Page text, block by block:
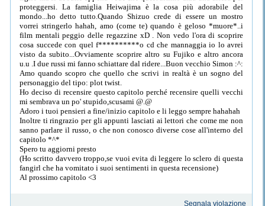
proteggersi. La famiglia Heiwajima è la cosa più adorabile del
mondo...ho detto tutto.Quando Shizuo crede di essere un mostro
vorrei stringerlo hahah, amo (come te) quando è geloso *muore*..i
film mentali peggio delle regazzine xD . Non vedo l'ora di scoprire
cosa succede con quel f**********o cd che mannaggia io lo avrei
visto da subito...Ovviamente scoprire altro su Fujiko e altro ancora
u.u .I due russi mi fanno schiattare dal ridere...Buon vecchio Simon :^:
Amo quando scopro che quello che scrivi in realtà è un sogno del
personaggio del tipo: plot twist.
Ho deciso di recensire questo capitolo perché recensire quelli vecchi
mi sembrava un po' stupido,scusami @.@
Adoro i tuoi pensieri a fine/inizio capitolo e li leggo sempre hahahah
Inoltre ti ringrazio per gli appunti lasciati ai lettori che come me non
sanno parlare il russo, o che non conosco diverse cose all'interno del
capitolo *^*
Spero tu aggiorni presto
(Ho scritto davvero troppo,se vuoi evita di leggere lo sclero di questa
fangirl che ha vomitato i suoi sentimenti in questa recensione)
Al prossimo capitolo <3
Segnala violazione